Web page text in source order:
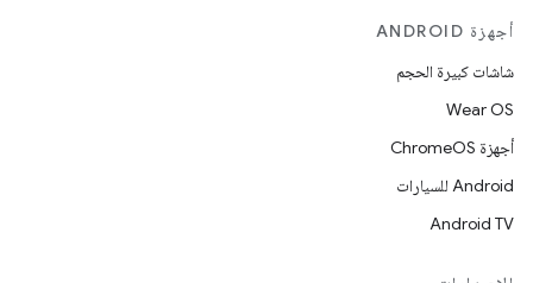
أجهزة ANDROID
شاشات كبيرة الحجم
Wear OS
أجهزة ChromeOS
Android للسيارات
Android TV